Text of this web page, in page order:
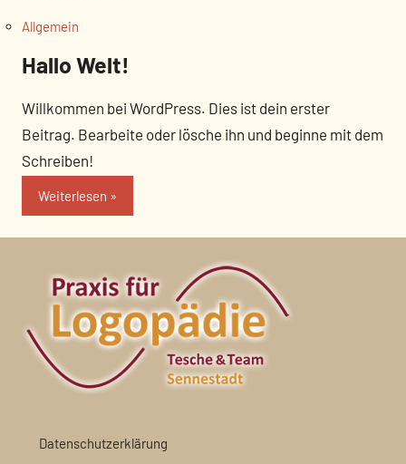
Allgemein
Hallo Welt!
Willkommen bei WordPress. Dies ist dein erster
Beitrag. Bearbeite oder lösche ihn und beginne mit dem
Schreiben!
Weiterlesen
Datenschutzerklärung